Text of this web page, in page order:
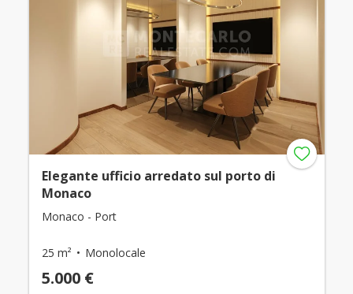
Elegante ufficio arredato sul porto di
Monaco
Monaco - Port
25 m² Monolocale
5.000 €